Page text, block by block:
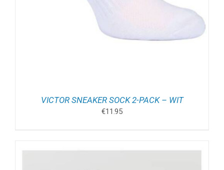
VICTOR SNEAKER SOCK 2-PACK – WIT
€11.95